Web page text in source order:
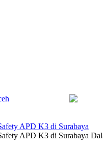
APD K3 di Surabaya
APD K3 di Surabaya